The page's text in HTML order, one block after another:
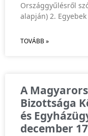
Országgyűlésről
alapján) 2. Egyebek
TOVÁBB »
A
Bizottsága
és
december